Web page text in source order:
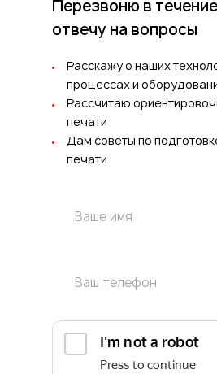
Перезвоню в
отвечу на вопросы
Расскажу о наших
процессах и
Рассчитаю
печати
Дам советы по
печати